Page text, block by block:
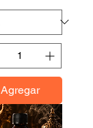
Agregar